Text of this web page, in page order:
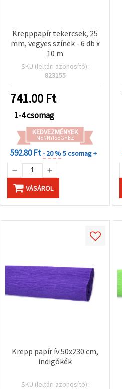
Krepppapír tekercsek, 25
mm, vegyes színek - 6 db x
10 m
SKU (leltári azonosító):
823155
741.00 Ft
1-4 csomag
KEDVEZMÉNYEK
MENNYISÉGHEZ
592.80 Ft- 20 %5 csomag +
VÁSÁROL
Krepp papír ív 50x230 cm,
indigókék
SKU (leltári azonosító):